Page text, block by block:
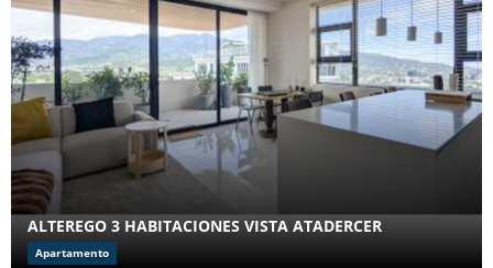
ALTEREGO 3 HABITACIONES VISTA ATADERCER
Apartamento